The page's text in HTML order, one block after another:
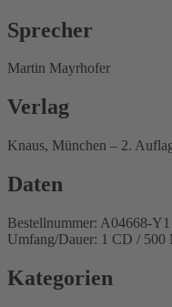
Sprecher
Martin Mayrhofer
Verlag
Knaus, München – 2.
Daten
Bestellnummer: A04668-Y1
Umfang/Dauer: 1 CD / 500
Kategorien